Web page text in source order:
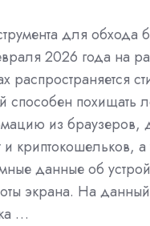
для обхода
2026 года на
распространяется
способен похищать
из браузеров,
и криптокошельков, а
данные об
экрана. На
…